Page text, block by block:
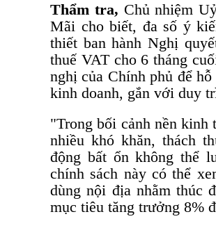
Thẩm tra, Chủ nhiệm
Mãi cho biết, đa số ý
thiết ban hành Nghị
thuế VAT cho 6 tháng
nghị của Chính phủ để
kinh doanh, gắn với duy
"Trong bối cảnh nền
nhiều khó khăn, thách
động bất ổn không thể
chính sách này có thể
dùng nội địa nhằm thúc
mục tiêu tăng trưởng 8%